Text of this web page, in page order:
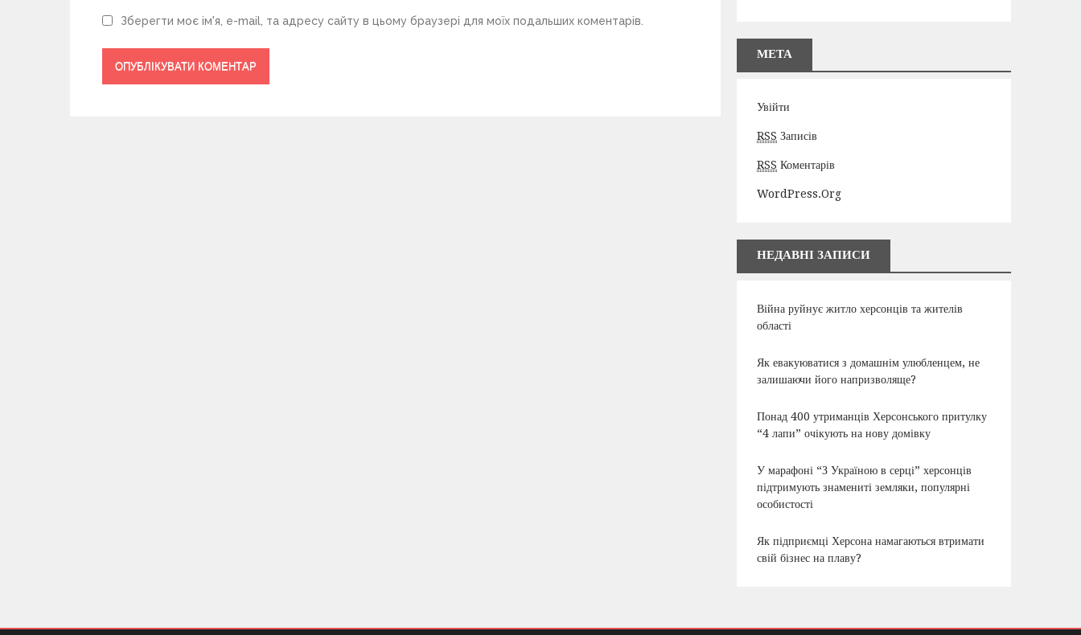
Зберегти моє ім'я, e-mail, та адресу сайту в цьому браузері для моїх подальших коментарів.
МЕТА
Увійти
RSS Записів
RSS Коментарів
WordPress.org
НЕДАВНІ ЗАПИСИ
Війна руйнує житло херсонців та жителів
області
Як евакуюватися з домашнім улюбленцем, не
залишаючи його напризволяще?
Понад 400 утриманців Херсонського притулку
“4 лапи” очікують на нову домівку
У марафоні “З Україною в серці” херсонців
підтримують знамениті земляки, популярні
особистості
Як підприємці Херсона намагаються втримати
свій бізнес на плаву?